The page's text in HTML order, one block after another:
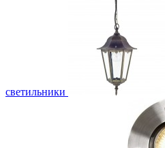
светильники